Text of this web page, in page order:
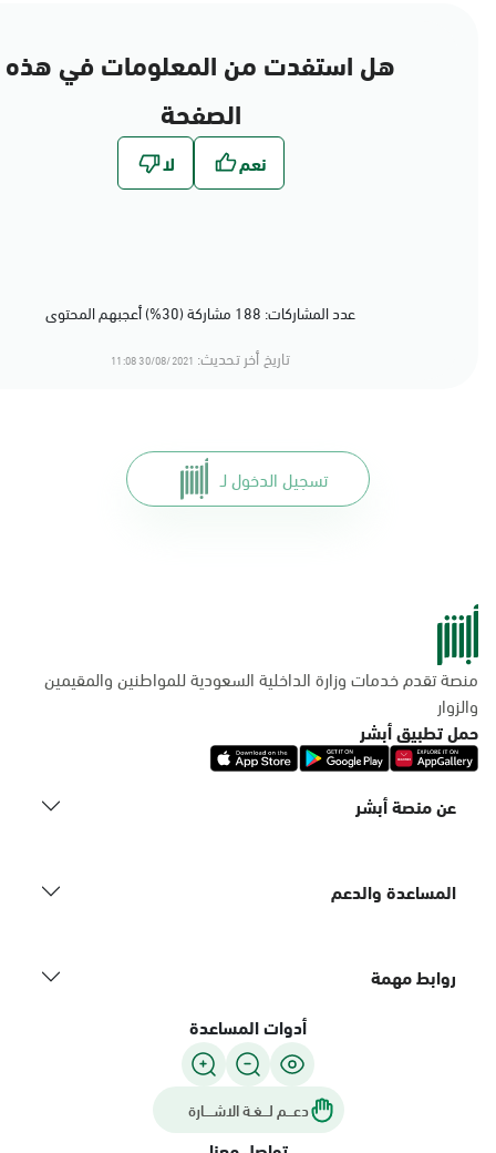
هل استفدت من المعلومات في هذه
الصفحة
عدد المشاركات: 188 مشاركة (30%) أعجبهم المحتوى
تاريخ أخر تحديث: 30/08/2021 11:08
تسجيل الدخول لـ
منصة تقدم خدمات وزارة الداخلية السعودية للمواطنين والمقيمين
والزوار
حمل تطبيق أبشر
عن منصة أبشر
المساعدة والدعم
روابط مهمة
أدوات المساعدة
دعـــم لـــغـة الاشــــارة